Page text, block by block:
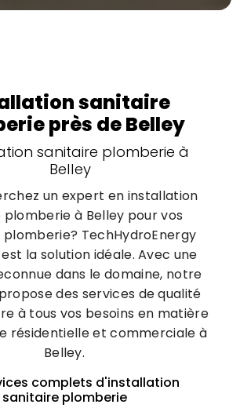
sanitaire
près de Belley
sanitaire plomberie à
Belley
un expert en installation
plomberie à Belley pour vos
plomberie? TechHydroEnergy
la solution idéale. Avec une
dans le domaine, notre
des services de qualité
à tous vos besoins en matière
résidentielle et commerciale à
Belley.
complets d'installation
sanitaire plomberie